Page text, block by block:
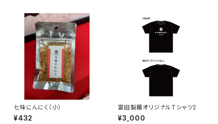
七味にんにく（小）
¥432
富田製麺オリジナルTシャツ2
¥3,000